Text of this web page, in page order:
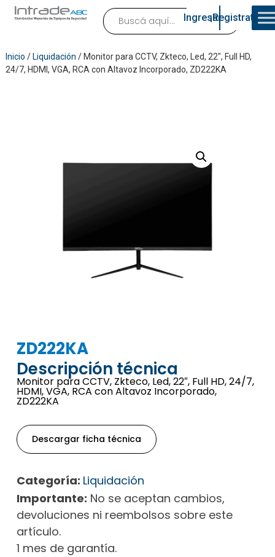
Ingresar¡Registrate!
Inicio / Liquidación / Monitor para CCTV, Zkteco, Led, 22″, Full HD,
24/7, HDMI, VGA, RCA con Altavoz Incorporado, ZD222KA
ZD222KA
Descripción técnica
Monitor para CCTV, Zkteco, Led, 22″, Full HD, 24/7,
HDMI, VGA, RCA con Altavoz Incorporado,
ZD222KA
Descargar ficha técnica
Categoría: Liquidación
Importante: No se aceptan cambios,
devoluciones ni reembolsos sobre este
artículo.
1 mes de garantía.